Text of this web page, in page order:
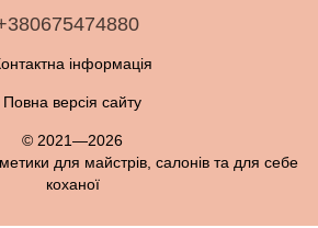
інформація
Повна версія сайту
© 2021—2026
для майстрів, салонів та для себе
коханої